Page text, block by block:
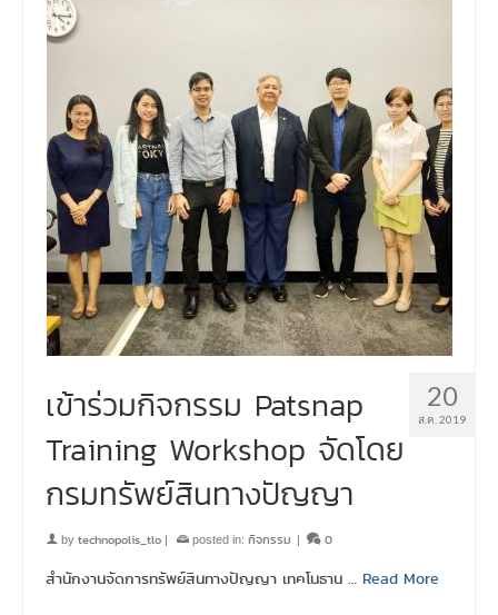
20
ส.ค. 2019
เข้าร่วมกิจกรรม Patsnap
Training Workshop จัดโดย
กรมทรัพย์สินทางปัญญา
by technopolis_tlo | posted in: กิจกรรม | 0
สำนักงานจัดการทรัพย์สินทางปัญญา เทคโนธาน … Read More